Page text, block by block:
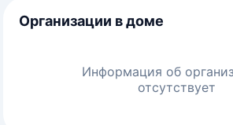
Организации в доме
Информация об
отсутствует